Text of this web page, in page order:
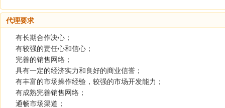
代理要求
有长期合作决心；
有较强的责任心和信心；
完善的销售网络；
具有一定的经济实力和良好的商业信誉；
有丰富的市场操作经验，较强的市场开发能力；
有成熟完善销售网络；
通畅市场渠道；